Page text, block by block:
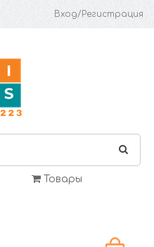
Вход/Регистрация
Товары